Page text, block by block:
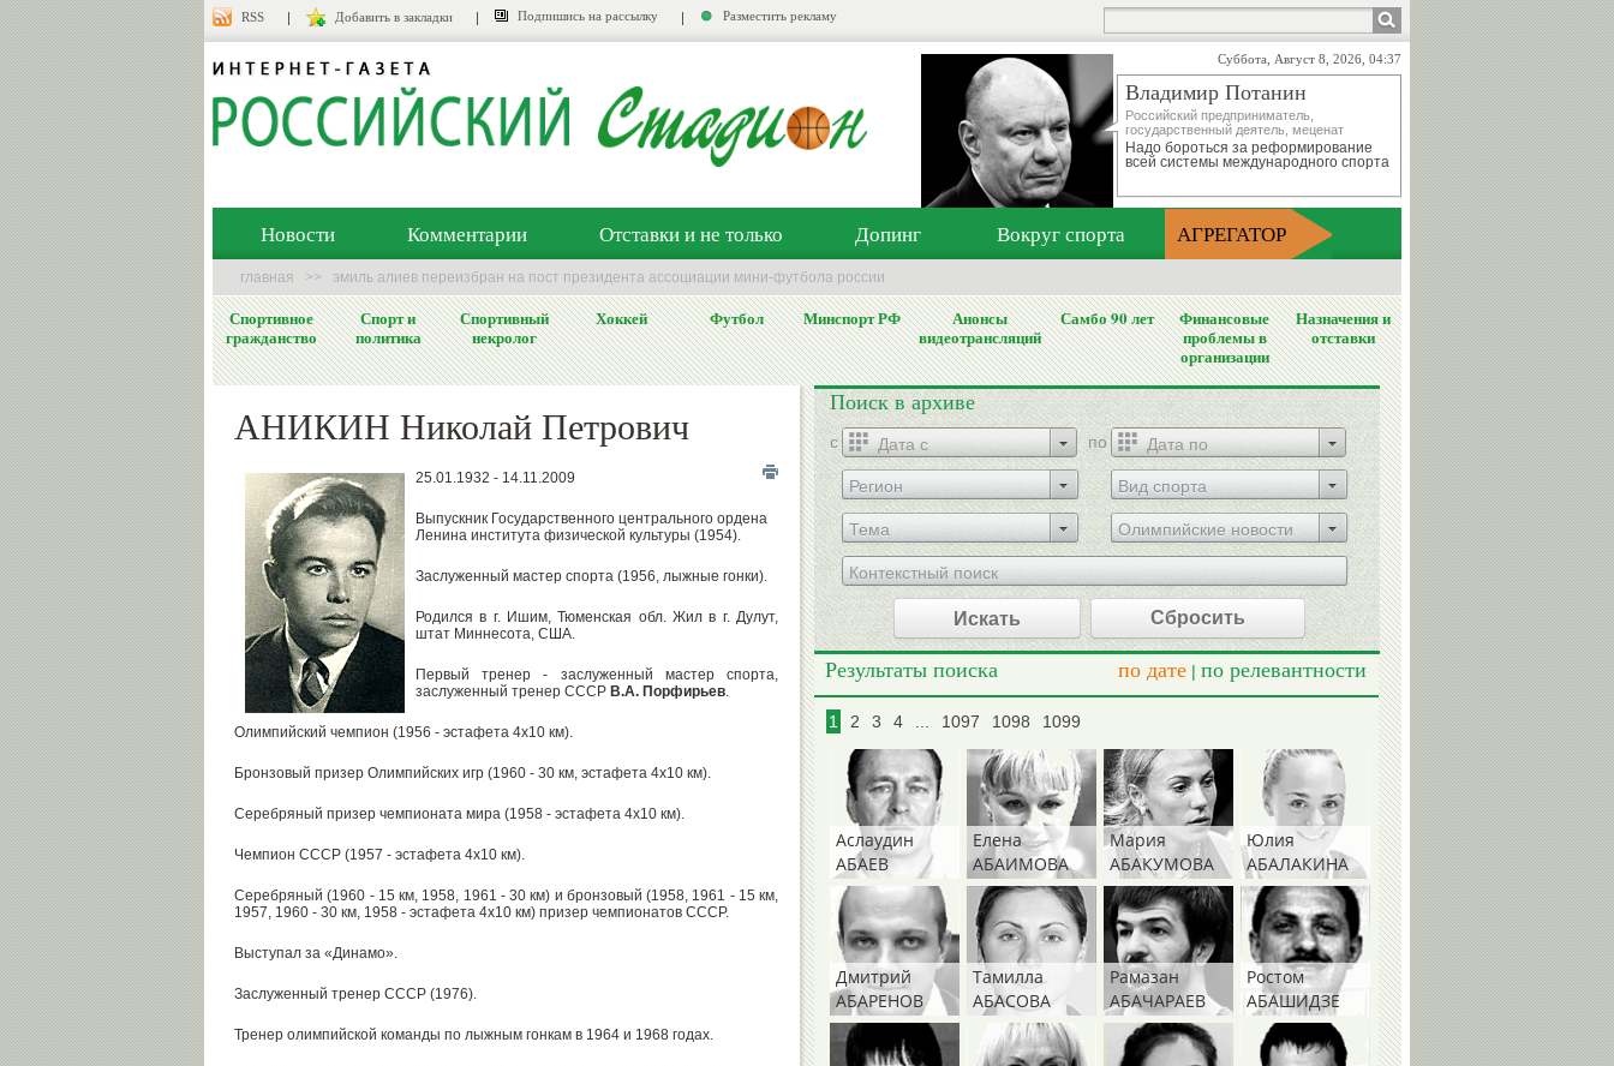
RSS Добавить в закладки Подпишись на рассылку Разместить рекламу
Суббота, Август 8, 2026, 04:37
Владимир Потанин
Российский предприниматель,
государственный деятель, меценат
Надо бороться за реформирование
всей системы международного спорта
Новости Комментарии Отставки и не только Допинг Вокруг спорта АГРЕГАТОР
главная >> эмиль алиев переизбран на пост президента ассоциации мини-футбола россии
Спортивное
гражданство
Спорт и
политика
Спортивный
некролог
Хоккей Футбол Минспорт РФ
Анонсы
видеотрансляций
Самбо 90 лет
Финансовые
проблемы в
организации
Назначения и
отставки
АНИКИН Николай Петрович
25.01.1932 - 14.11.2009
Выпускник Государственного центрального ордена
Ленина института физической культуры (1954).
Заслуженный мастер спорта (1956, лыжные гонки).
Родился в г. Ишим, Тюменская обл. Жил в г. Дулут,
штат Миннесота, США.
Первый тренер - заслуженный мастер спорта,
заслуженный тренер СССР В.А. Порфирьев.
Олимпийский чемпион (1956 - эстафета 4х10 км).
Бронзовый призер Олимпийских игр (1960 - 30 км, эстафета 4х10 км).
Серебряный призер чемпионата мира (1958 - эстафета 4х10 км).
Чемпион СССР (1957 - эстафета 4х10 км).
Серебряный (1960 - 15 км, 1958, 1961 - 30 км) и бронзовый (1958, 1961 - 15 км,
1957, 1960 - 30 км, 1958 - эстафета 4х10 км) призер чемпионатов СССР.
Выступал за «Динамо».
Заслуженный тренер СССР (1976).
Тренер олимпийской команды по лыжным гонкам в 1964 и 1968 годах.
Поиск в архиве
c
Регион
Тема
по
Вид спорта
Олимпийские новости
Искать Сбросить
Результаты поиска по дате по релевантности
1 2 3 4 1097 1098 1099
Аслаудин
АБАЕВ
Елена
АБАИМОВА
Мария
АБАКУМОВА
Юлия
АБАЛАКИНА
Дмитрий
АБАРЕНОВ
Тамилла
АБАСОВА
Рамазан
АБАЧАРАЕВ
Ростом
АБАШИДЗЕ